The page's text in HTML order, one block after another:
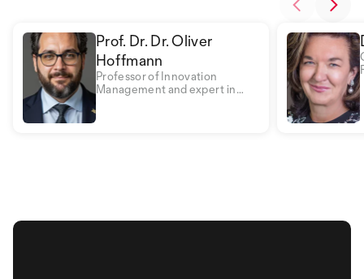
Prof. Dr. Dr. Oliver
Hoffmann
Professor of Innovation
Management and expert in